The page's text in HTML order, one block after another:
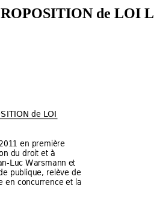
de LOI L
de LOI
en première
du droit et à
Luc Warsmann et
publique, relève de
en concurrence et la